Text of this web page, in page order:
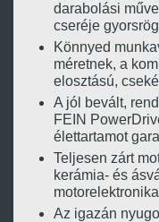
darabolási
cseréje
Könnyed
méretnek, a
elosztású,
A jól bevált,
FEIN
élettartamot
Teljesen zárt
kerámia- és
Az igazán